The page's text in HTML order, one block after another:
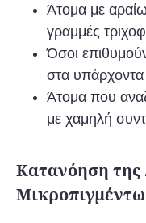
Άτομα με
γραμμές
Όσοι
στα υπάρχοντα
Άτομα που
με χαμηλή
Κατανόηση της